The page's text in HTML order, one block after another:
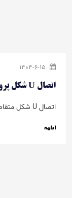
اتصال U شکل پروفیل تیپ C
اتصال U شکل متقاطع 3 سوراخ پروفیل تیپ C
ادامه